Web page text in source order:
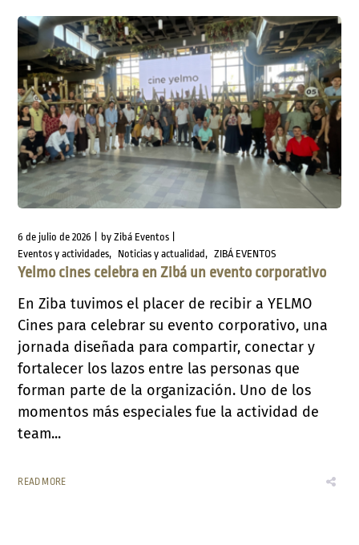
6 de julio de 2026 byZibá Eventos
Eventos y actividades
Noticias y actualidad ZIBÁ EVENTOS
Yelmo cines celebra en Zibá un evento corporativo
En Ziba tuvimos el placer de recibir a YELMO
Cines para celebrar su evento corporativo, una
jornada diseñada para compartir, conectar y
fortalecer los lazos entre las personas que
forman parte de la organización. Uno de los
momentos más especiales fue la actividad de
team...
READ MORE